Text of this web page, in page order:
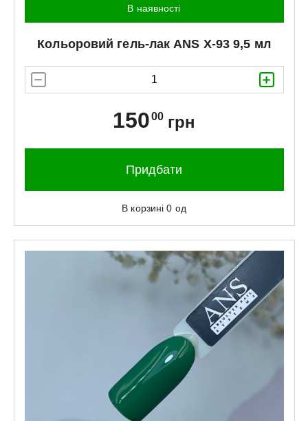
В наявності
Кольоровий гель-лакANS X-93 9,5 мл
15000 грн
Придбати
В корзині0 од